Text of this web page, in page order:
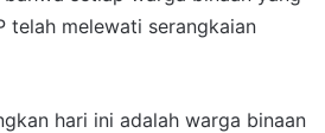
telah melewati serangkaian
hari ini adalah warga binaan